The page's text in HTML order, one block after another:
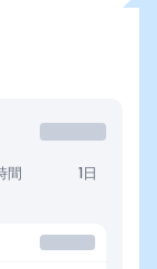
間 1日